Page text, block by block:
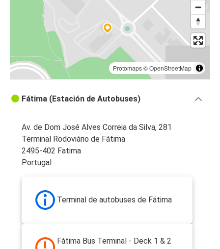
Protomaps©OpenStreetMap
Fátima (Estación de Autobuses)
Av. de Dom José Alves Correia da Silva, 281
Terminal Rodoviário de Fátima
2495-402 Fatima
Portugal
Terminal de autobuses de Fátima
Fátima Bus Terminal - Deck 1 & 2